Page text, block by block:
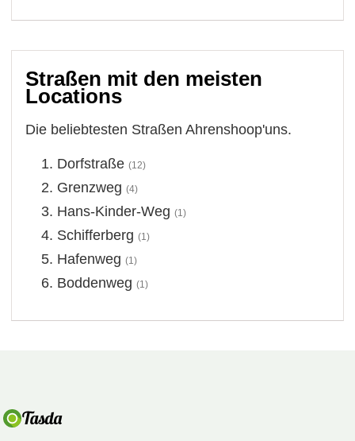
Straßen mit den meisten
Locations
Die beliebtesten Straßen Ahrenshoop'uns.
Dorfstraße (12)
Grenzweg (4)
Hans-Kinder-Weg (1)
Schifferberg (1)
Hafenweg (1)
Boddenweg (1)